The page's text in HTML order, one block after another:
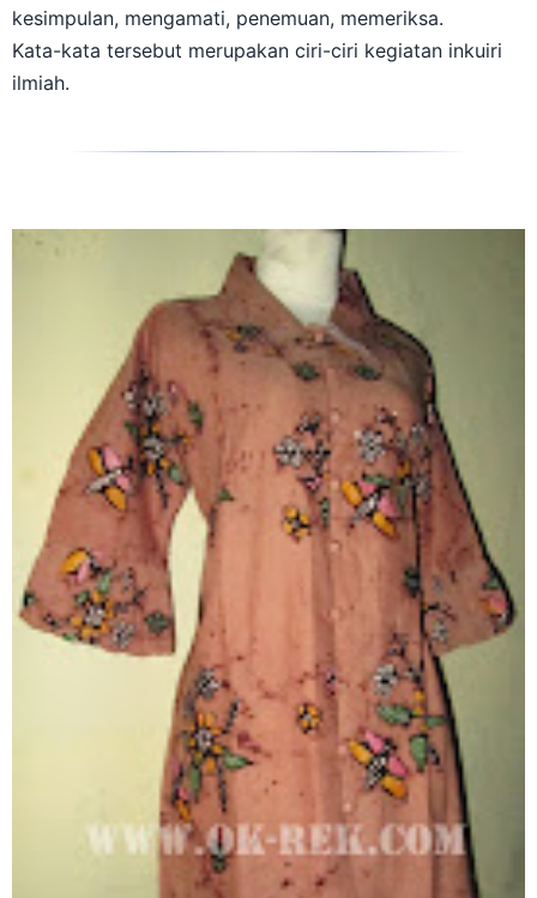
kesimpulan, mengamati, penemuan, memeriksa.
Kata-kata tersebut merupakan ciri-ciri kegiatan inkuiri
ilmiah.